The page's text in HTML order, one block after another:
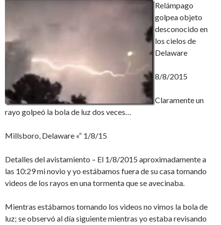
Relámpago
golpea objeto
desconocido en
los cielos de
Delaware
8/8/2015
Claramente un
rayo golpeó la bola de luz dos veces…
Millsboro, Delaware «“ 1/8/15
Detalles del avistamiento – El 1/8/2015 aproximadamente a
las 10:29 mi novio y yo estábamos fuera de su casa tomando
videos de los rayos en una tormenta que se avecinaba.
Mientras estábamos tomando los videos no vimos la bola de
luz; se observó al día siguiente mientras yo estaba revisando